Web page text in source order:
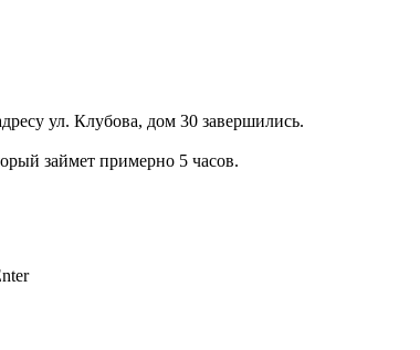
ул. Клубова, дом 30 завершились.
займет примерно 5 часов.